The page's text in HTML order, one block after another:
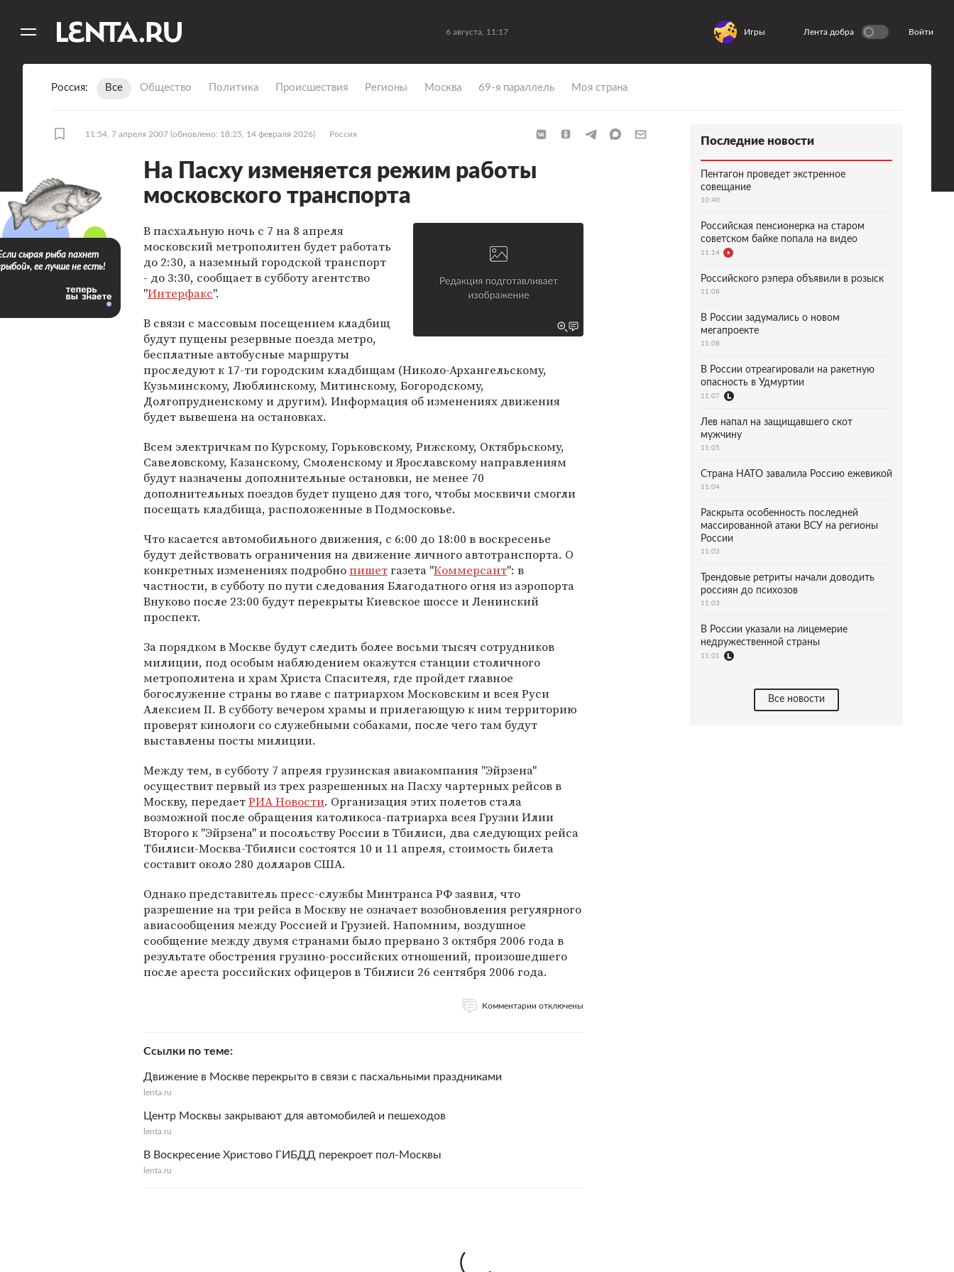
6 августа, 11:17 Игры Лента добра Войти
Россия Все Общество Политика Происшествия Регионы Москва 69-я параллель Моя страна
11:54, 7 апреля 2007 (обновлено: 18:25, 14 февраля 2026) Россия
На Пасху изменяется режим работы
московского транспорта
В пасхальную ночь с 7 на 8 апреля
московский метрополитен будет работать
до 2:30, а наземный городской транспорт
- до 3:30, сообщает в субботу агентство
"Интерфакс".
В связи с массовым посещением кладбищ
будут пущены резервные поезда метро,
бесплатные автобусные маршруты
проследуют к 17-ти городским кладбищам (Николо-Архангельскому,
Кузьминскому, Люблинскому, Митинскому, Богородскому,
Долгопрудненскому и другим). Информация об изменениях движения
будет вывешена на остановках.
Всем электричкам по Курскому, Горьковскому, Рижскому, Октябрьскому,
Савеловскому, Казанскому, Смоленскому и Ярославскому направлениям
будут назначены дополнительные остановки, не менее 70
дополнительных поездов будет пущено для того, чтобы москвичи смогли
посещать кладбища, расположенные в Подмосковье.
Что касается автомобильного движения, с 6:00 до 18:00 в воскресенье
будут действовать ограничения на движение личного автотранспорта. О
конкретных изменениях подробнопишетгазета "Коммерсант": в
частности, в субботу по пути следования Благодатного огня из аэропорта
Внуково после 23:00 будут перекрыты Киевское шоссе и Ленинский
проспект.
За порядком в Москве будут следить более восьми тысяч сотрудников
милиции, под особым наблюдением окажутся станции столичного
метрополитена и храм Христа Спасителя, где пройдет главное
богослужение страны во главе с патриархом Московским и всея Руси
Алексием II. В субботу вечером храмы и прилегающую к ним территорию
проверят кинологи со служебными собаками, после чего там будут
выставлены посты милиции.
Между тем, в субботу 7 апреля грузинская авиакомпания "Эйрзена"
осуществит первый из трех разрешенных на Пасху чартерных рейсов в
Москву, передаетРИА Новости. Организация этих полетов стала
возможной после обращения католикоса-патриарха всея Грузии Илии
Второго к "Эйрзена" и посольству России в Тбилиси, два следующих рейса
Тбилиси-Москва-Тбилиси состоятся 10 и 11 апреля, стоимость билета
составит около 280 долларов США.
Однако представитель пресс-службы Минтранса РФ заявил, что
разрешение на три рейса в Москву не означает возобновления регулярного
авиасообщения между Россией и Грузией. Напомним, воздушное
сообщение между двумя странами было прервано 3 октября 2006 года в
результате обострения грузино-российских отношений, произошедшего
после ареста российских офицеров в Тбилиси 26 сентября 2006 года.
Комментарии отключены
Ссылки по теме
Движение в Москве перекрыто в связи с пасхальными праздниками
lenta.ru
Центр Москвы закрывают для автомобилей и пешеходов
lenta.ru
В Воскресение Христово ГИБДД перекроет пол-Москвы
lenta.ru
сырая рыба пахнет
ее лучше не есть!
Последние новости
Пентагон проведет экстренное
совещание
10:40
Российская пенсионерка на старом
советском байке попала на видео
11:14
Российского рэпера объявили в розыск
11:08
В России задумались о новом
мегапроекте
11:08
В России отреагировали на ракетную
опасность в Удмуртии
11:07
Лев напал на защищавшего скот
мужчину
11:05
Страна НАТО завалила Россию ежевикой
11:04
Раскрыта особенность последней
массированной атаки ВСУ на регионы
России
11:03
Трендовые ретриты начали доводить
россиян до психозов
11:03
В России указали на лицемерие
недружественной страны
11:01
Все новости